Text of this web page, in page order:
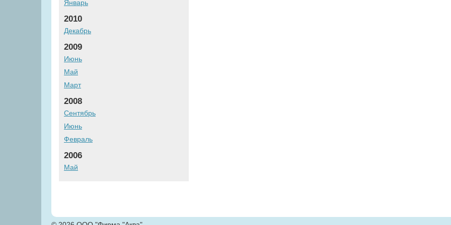
Январь
2010
Декабрь
2009
Июнь
Май
Март
2008
Сентябрь
Июнь
Февраль
2006
Май